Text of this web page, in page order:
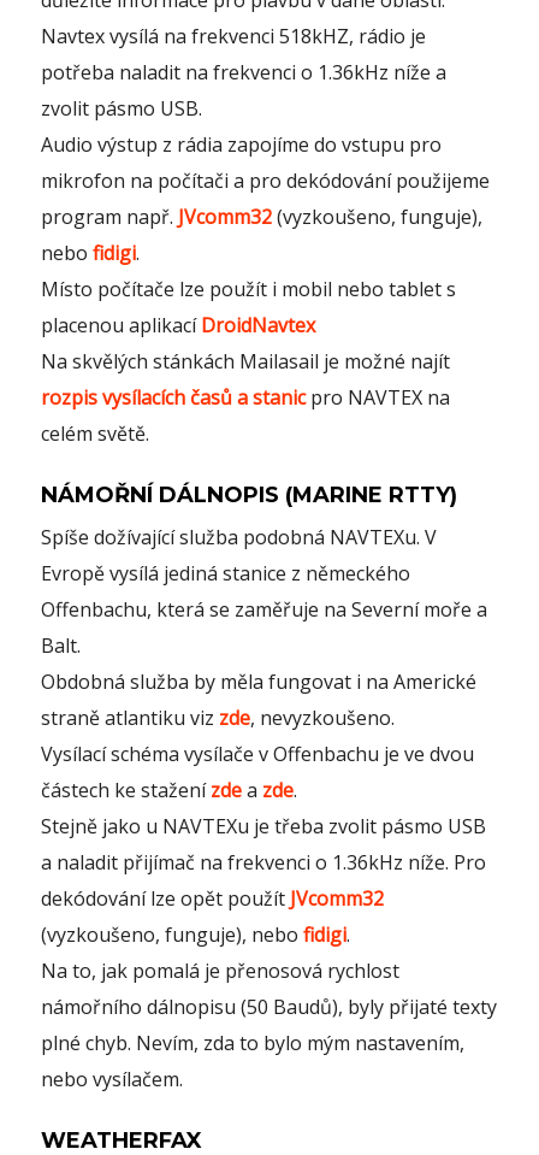
Navtex vysílá na frekvenci 518kHZ, rádio je
potřeba naladit na frekvenci o 1.36kHz níže a
zvolit pásmo USB.
Audio výstup z rádia zapojíme do vstupu pro
mikrofon na počítači a pro dekódování použijeme
program např. JVcomm32(vyzkoušeno, funguje),
nebofidigi.
Místo počítače lze použít i mobil nebo tablet s
placenou aplikacíDroidNavtex
Na skvělých stánkách Mailasail je možné najít
rozpis vysílacích časů a stanicpro NAVTEX na
celém světě.
NÁMOŘNÍ DÁLNOPIS (MARINE RTTY)
Spíše dožívající služba podobná NAVTEXu. V
Evropě vysílá jediná stanice z německého
Offenbachu, která se zaměřuje na Severní moře a
Balt.
Obdobná služba by měla fungovat i na Americké
straně atlantiku viz zde, nevyzkoušeno.
Vysílací schéma vysílače v Offenbachu je ve dvou
částech ke staženízdea zde.
Stejně jako u NAVTEXu je třeba zvolit pásmo USB
a naladit přijímač na frekvenci o 1.36kHz níže. Pro
dekódování lze opět použít JVcomm32
(vyzkoušeno, funguje), nebofidigi.
Na to, jak pomalá je přenosová rychlost
námořního dálnopisu (50 Baudů), byly přijaté texty
plné chyb. Nevím, zda to bylo mým nastavením,
nebo vysílačem.
WEATHERFAX